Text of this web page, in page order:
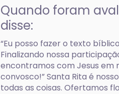
Quando foram
disse:
“Eu posso fazer o texto
Finalizando nossa
encontramos com Jesus em
convosco!” Santa Rita é
todas as coisas. Ofertamos